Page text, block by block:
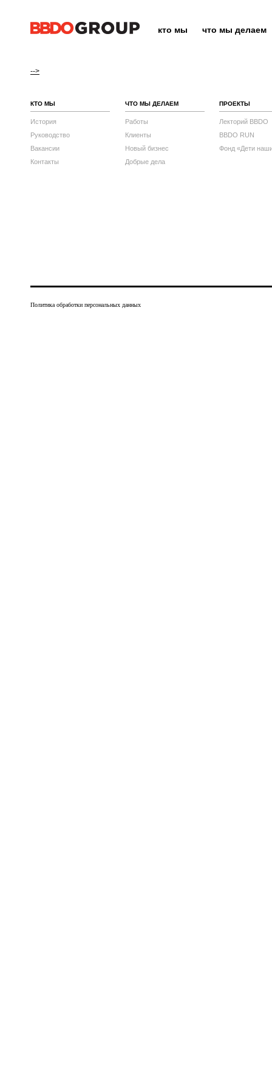
кто мы что мы делаем
-->
КТО МЫ
История
Руководство
Вакансии
Контакты
ЧТО МЫ ДЕЛАЕМ
Работы
Клиенты
Новый бизнес
Добрые дела
ПРОЕКТЫ
Лекторий BBDO
BBDO RUN
Фонд «Дети
Политика обработки персональных данных